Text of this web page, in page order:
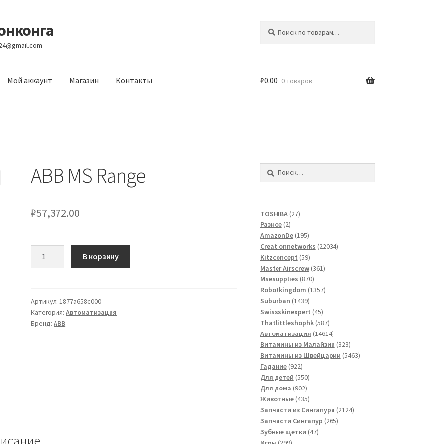
Мой аккаунт Магазин Контакты ₽0.00 0 товаров
ABB MS Range
₽57,372.00
Range
В корзину
Артикул: 1877a658c000
Категория:Автоматизация
Бренд:ABB
Найти:
TOSHIBA 2727
Разное 22
товара
AmazonDe 195195
товаров
Creationnetworks 2203422034
Kitzconcept 5959
товаров
Master Airscrew 361361
Msesupplies 870870
товаров
Robotkingdom 13571357
Suburban 14391439
товаров
Swissskinexpert 4545
товаров
Thatlittleshophk 587587
товаров
Автоматизация 1461414614
товаров
Витамины из Малайзии 323323
товара
Витамины из Швейцарии 54635463
Гадание 922922
товара
Для детей 550550
Для дома 902902
товара
Животные 435435
товаров
Запчасти из Сингапура 21242124
Запчасти Сингапур 265265
Зубные щетки 4747
299